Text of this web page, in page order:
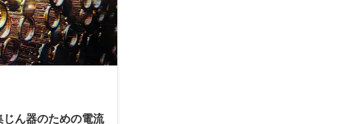
ん器のための電流